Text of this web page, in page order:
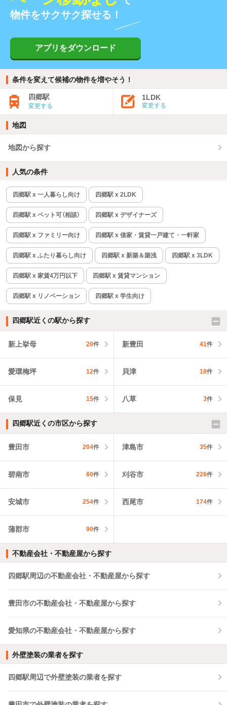
物件をサクサク探せる！
アプリをダウンロード
条件を変えて候補の物件を増やそう！
四郷駅
変更する
1LDK
変更する
地図
地図から探す
人気の条件
四郷駅 x 一人暮らし向け 四郷駅 x 2LDK
四郷駅 x ペット可（相談） 四郷駅 x デザイナーズ
四郷駅 x ファミリー向け 四郷駅 x 借家・賃貸一戸建て・一軒家
四郷駅 x ふたり暮らし向け 四郷駅 x 新築＆築浅 四郷駅 x 3LDK
四郷駅 x 家賃4万円以下 四郷駅 x 賃貸マンション
四郷駅 x リノベーション 四郷駅 x 学生向け
四郷駅近くの駅から探す
新上挙母 20件 新豊田 41件
愛環梅坪 12件 貝津 18件
保見 15件 八草 3件
四郷駅近くの市区から探す
豊田市 204件 津島市 35件
碧南市 60件 刈谷市 226件
安城市 254件 西尾市 174件
蒲郡市 90件
不動産会社・不動産屋から探す
四郷駅周辺の不動産会社・不動産屋から探す
豊田市の不動産会社・不動産屋から探す
愛知県の不動産会社・不動産屋から探す
外壁塗装の業者を探す
四郷駅周辺で外壁塗装の業者を探す